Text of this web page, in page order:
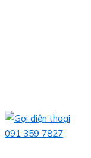
091 359 7827